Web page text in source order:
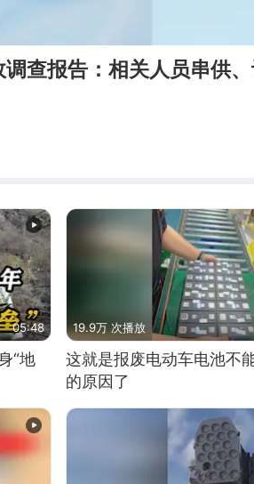
查报告：相关人员串供
05:48
“地
19.9万 次播放
这就是报废电动车电池不
的原因了